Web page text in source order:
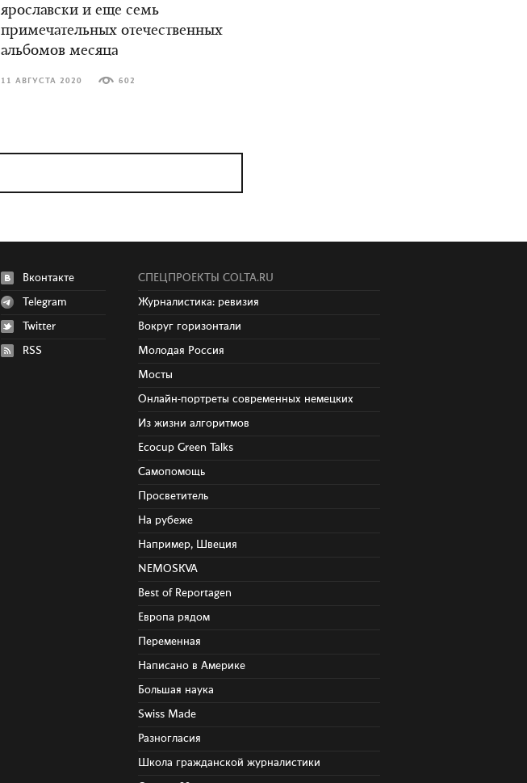
ярославски и еще семь
примечательных отечественных
альбомов месяца
11 АВГУСТА 2020 602
Вконтакте
Telegram
Twitter
RSS
СПЕЦПРОЕКТЫ COLTA.RU
Журналистика: ревизия
Вокруг горизонтали
Молодая Россия
Мосты
Онлайн-портреты современных немецких
поэтов
Из жизни алгоритмов
Ecocup Green Talks
Самопомощь
Просветитель
На рубеже
Например, Швеция
NEMOSKVA
Best of Reportagen
Европа рядом
Переменная
Написано в Америке
Большая наука
Swiss Made
Разногласия
Школа гражданской журналистики